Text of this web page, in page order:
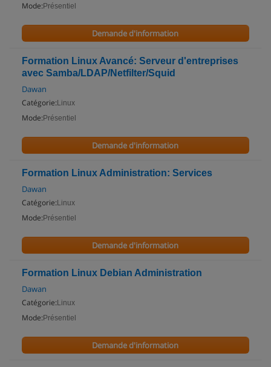
Mode: Présentiel
Demande d'information
Formation Linux Avancé: Serveur d'entreprises
avec Samba/LDAP/Netfilter/Squid
Dawan
Catégorie: Linux
Mode: Présentiel
Demande d'information
Formation Linux Administration: Services
Dawan
Catégorie: Linux
Mode: Présentiel
Demande d'information
Formation Linux Debian Administration
Dawan
Catégorie: Linux
Mode: Présentiel
Demande d'information